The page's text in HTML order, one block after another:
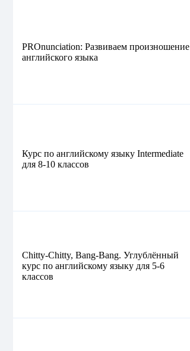
PROnunciation: Развиваем произношение
английского языка
Курс по английскому языку Intermediate
для 8-10 классов
Chitty-Chitty, Bang-Bang. Углублённый
курс по английскому языку для 5-6
классов